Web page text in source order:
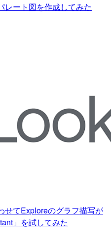
レート図を作成してみた
せてExploreのグラフ描写が
」を試してみた